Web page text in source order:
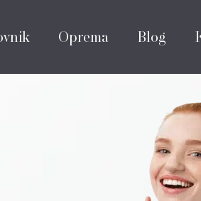
Oprema Blog